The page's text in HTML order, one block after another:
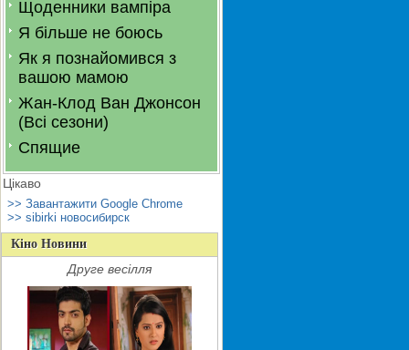
Щоденники вампіра
Я більше не боюсь
Як я познайомився з
вашою мамою
Жан-Клод Ван Джонсон
(Всі сезони)
Спящие
Цікаво
>> Завантажити Google Chrome
>> sibirki новосибирск
Кіно Новини
Друге весілля